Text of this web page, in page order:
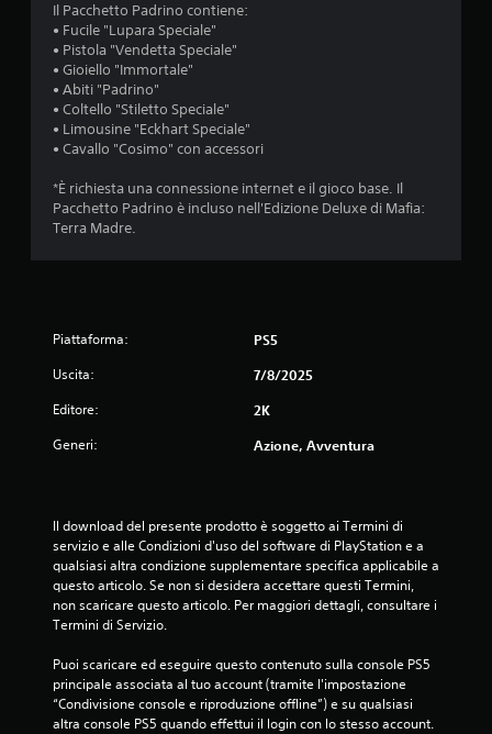
Il Pacchetto Padrino contiene:
• Fucile "Lupara Speciale"
• Pistola "Vendetta Speciale"
• Gioiello "Immortale"
• Abiti "Padrino"
• Coltello "Stiletto Speciale"
• Limousine "Eckhart Speciale"
• Cavallo "Cosimo" con accessori
*È richiesta una connessione internet e il gioco base. Il
Pacchetto Padrino è incluso nell'Edizione Deluxe di Mafia:
Terra Madre.
Piattaforma: PS5
Uscita: 7/8/2025
Editore: 2K
Generi: Azione, Avventura
Il download del presente prodotto è soggetto ai Termini di
servizio e alle Condizioni d'uso del software di PlayStation e a
qualsiasi altra condizione supplementare specifica applicabile a
questo articolo. Se non si desidera accettare questi Termini,
non scaricare questo articolo. Per maggiori dettagli, consultare i
Termini di Servizio.
Puoi scaricare ed eseguire questo contenuto sulla console PS5
principale associata al tuo account (tramite l'impostazione
“Condivisione console e riproduzione offline”) e su qualsiasi
altra console PS5 quando effettui il login con lo stesso account.